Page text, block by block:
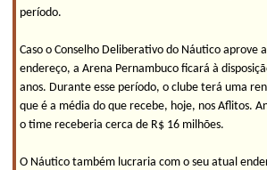
período.
Caso o Conselho Deliberativo do Náutico aprove
endereço, a Arena Pernambuco ficará à
anos. Durante esse período, o clube terá uma
que é a média do que recebe, hoje, nos Aflitos.
o time receberia cerca de R$ 16 milhões.
O Náutico também lucraria com o seu atual